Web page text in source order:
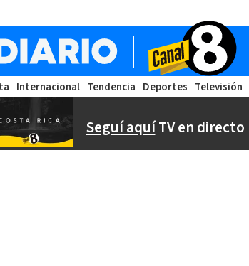
Internacional Tendencia Deportes Televisión
Seguí aquíTV en directo